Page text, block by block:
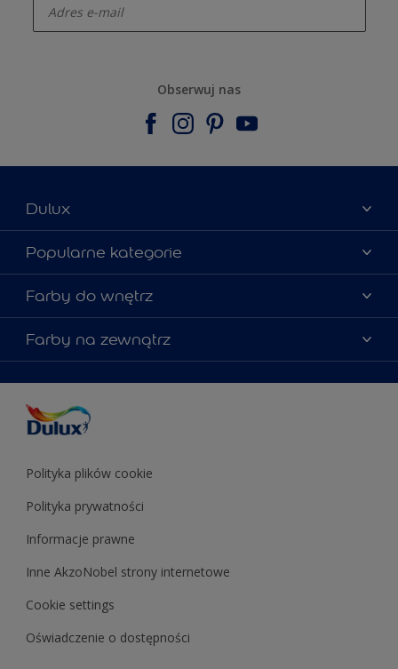
Obserwuj nas
Dulux
Materiały marketingowe
Mapa strony
Kontakt
Zgodność kolorów
Popularne kategorie
Kolory farb
Porady ekspertów
Zainspiruj się
Znajdź sklep
Farby do wnętrz
Farby do ścian
Farby uniwersalne
Podkłady i grunty
Testery farb
Farby do sufitów
Farby na zewnątrz
Farby uniwersalne
Podkłady i grunty
Polityka plików cookie
Polityka prywatności
Informacje prawne
Inne AkzoNobel strony internetowe
Cookie settings
Oświadczenie o dostępności